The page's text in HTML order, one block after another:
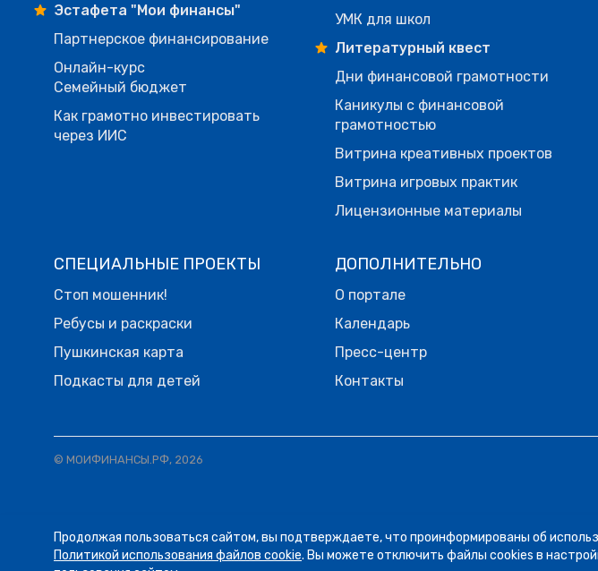
Эстафета "Мои финансы"
Партнерское финансирование
Онлайн-курс
Семейный бюджет
Как грамотно инвестировать
через ИИС
УМК для школ
Литературный квест
Дни финансовой грамотности
Каникулы с финансовой
грамотностью
Витрина креативных проектов
Витрина игровых практик
Лицензионные материалы
СПЕЦИАЛЬНЫЕ ПРОЕКТЫ
Стоп мошенник!
Ребусы и раскраски
Пушкинская карта
Подкасты для детей
ДОПОЛНИТЕЛЬНО
О портале
Календарь
Пресс-центр
Контакты
© МОИФИНАНСЫ.РФ, 2026
ЛЕНТА
05.08 12:58
Отгадка к ситуации выше — чарджбэк. Сегодня
Продолжая пользоваться сайтом, вы подтверждаете, что проинформированы об
Политикой использования файлов cookie. Вы можете отключить файлы cookies в